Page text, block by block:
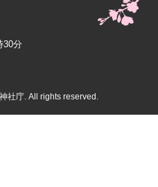
30分
社庁. All rights reserved.